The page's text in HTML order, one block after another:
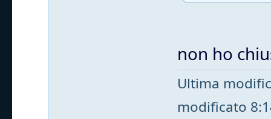
non ho
Ultima
modificato